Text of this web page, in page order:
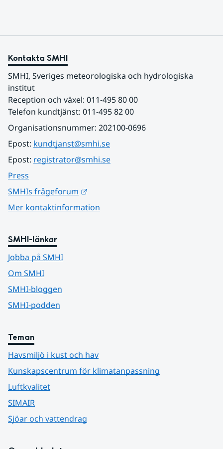
samhällsnytta genom meteorologiska satellitdata.
Kontakta SMHI
SMHI, Sveriges meteorologiska och hydrologiska
institut
Reception och växel: 011-495 80 00
Telefon kundtjänst: 011-495 82 00
Organisationsnummer: 202100-0696
Epost: kundtjanst@smhi.se
Epost: registrator@smhi.se
Press
SMHIs frågeforum
Mer kontaktinformation
SMHI-länkar
Jobba på SMHI
Om SMHI
SMHI-bloggen
SMHI-podden
Teman
Havsmiljö i kust och hav
Kunskapscentrum för klimatanpassning
Luftkvalitet
SIMAIR
Sjöar och vattendrag